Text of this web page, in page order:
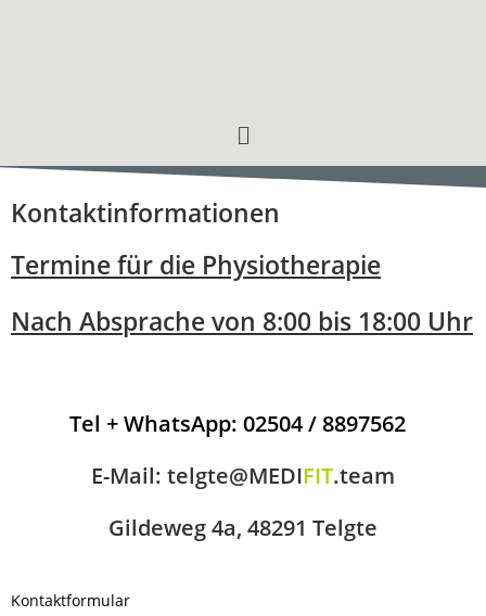
Kontaktinformationen
Termine für die Physiotherapie
Nach Absprache von 8:00 bis 18:00 Uhr
Tel + WhatsApp: 02504 / 8897562
E-Mail: telgte@MEDIFIT.team
Gildeweg 4a, 48291 Telgte
Kontaktformular